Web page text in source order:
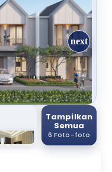
Tampilkan
Semua
6 Foto-foto